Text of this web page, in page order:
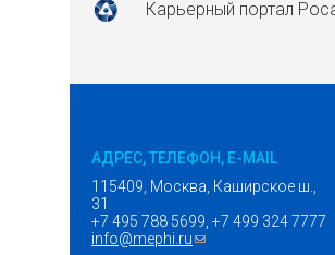
Карьерный портал
АДРЕС, ТЕЛЕФОН, E-MAIL
115409, Москва, Каширское ш.,
31
+7 495 788 5699, +7 499 324 7777
info@mephi.ru(ссылка для